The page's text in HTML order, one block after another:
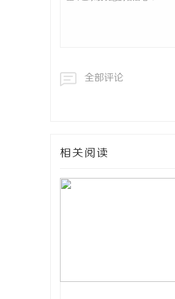
全部评论
相关阅读